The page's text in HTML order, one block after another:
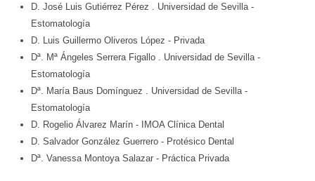
D. José Luis Gutiérrez Pérez
. Universidad de Sevilla -
Estomatología
D. Luis Guillermo Oliveros López - Privada
Dª. Mª Ángeles Serrera Figallo
. Universidad de Sevilla -
Estomatología
Dª. María Baus Domínguez
. Universidad de Sevilla -
Estomatología
D. Rogelio Álvarez Marín - IMOA Clínica Dental
D. Salvador González Guerrero - Protésico Dental
Dª. Vanessa Montoya Salazar - Práctica Privada